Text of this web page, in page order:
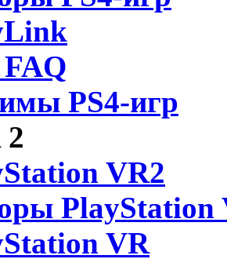
PS4-игр
2
VR2
PlayStation
VR